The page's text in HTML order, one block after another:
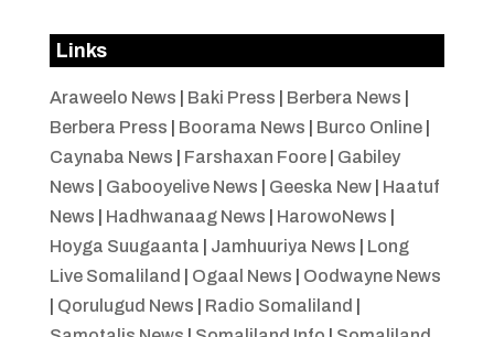
Links
Araweelo News Baki Press Berbera News
Berbera Press
Boorama News Burco Online|
Caynaba News
Farshaxan Foore| Gabiley
News
Gabooyelive News Geeska New| Haatuf
News
Hadhwanaag News HarowoNews
Hoyga Suugaanta
Jamhuuriya News
Long
Live Somaliland
Ogaal News
Oodwayne News
Qorulugud News Radio Somaliland